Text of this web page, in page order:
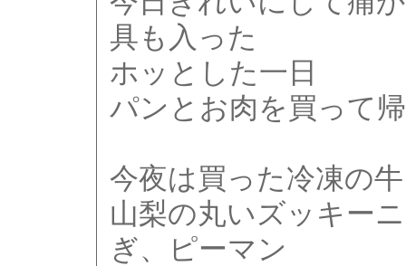
具も入った
ホッとした一日
パンとお肉を買って
今夜は買った冷凍の
山梨の丸いズッキー
ぎ、ピーマン